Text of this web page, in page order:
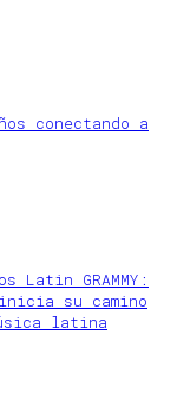
conectando a
Latin GRAMMY:
su camino
latina